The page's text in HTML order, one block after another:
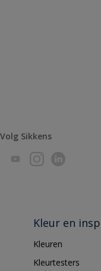
Volg Sikkens
Kleur en
Kleuren
Kleurtesters